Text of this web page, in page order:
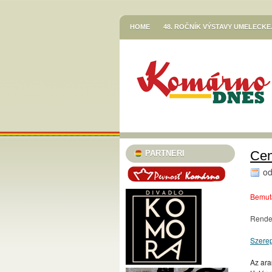
HOME 48. ROČNÍK VÝSTAVY
HOR SA DO RÍŠE ROZPRÁVOK
KNIŽNICA JÓZSEFA SZINNYEIHO V
MESTSKÉ KULTÚRNE STREDISKO V
SZINNYEI SZALON KÚTFESZT / 13.
TURISTICKÁ INFORMAČNÁ KANCELÁRIA
TARICS LORINCZ MARGIT SZINÉSZMÚZEUM
TATRA KINO MOZI
46. ČLENSKÁ VÝSTAVA / TAGSÁGI
MESTSKÝ KLUB DÔCHODCOV KOMÁRNO
PODUNAJSKÉ MÚZEUM V KOMÁRNE /
PARTNERI
od
Az